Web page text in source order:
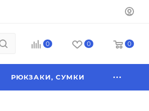
0 0 0
РЮКЗАКИ, СУМКИ